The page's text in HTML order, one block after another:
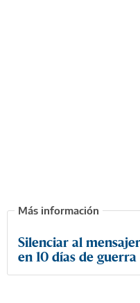
Silenciar al
en 10 días de